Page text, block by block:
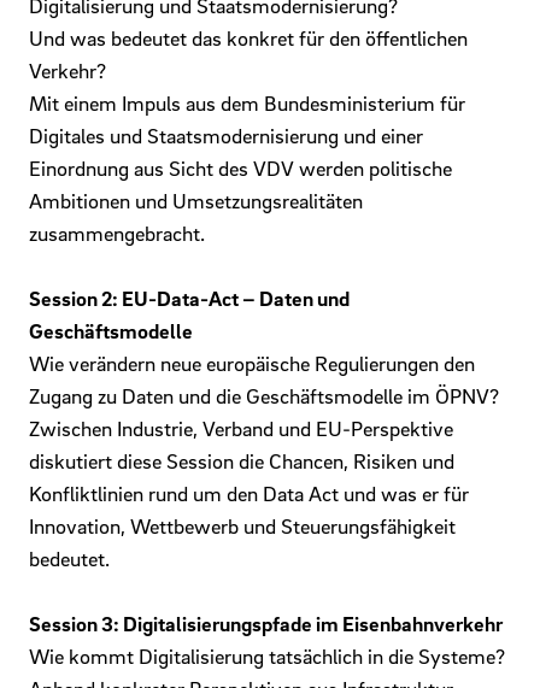
Digitalisierung und Staatsmodernisierung?
Und was bedeutet das konkret für den öffentlichen
Verkehr?
Mit einem Impuls aus dem Bundesministerium für
Digitales und Staatsmodernisierung und einer
Einordnung aus Sicht des VDV werden politische
Ambitionen und Umsetzungsrealitäten
zusammengebracht.
Session 2: EU-Data-Act – Daten und
Geschäftsmodelle
Wie verändern neue europäische Regulierungen den
Zugang zu Daten und die Geschäftsmodelle im ÖPNV?
Zwischen Industrie, Verband und EU-Perspektive
diskutiert diese Session die Chancen, Risiken und
Konfliktlinien rund um den Data Act und was er für
Innovation, Wettbewerb und Steuerungsfähigkeit
bedeutet.
Session 3: Digitalisierungspfade im Eisenbahnverkehr
Wie kommt Digitalisierung tatsächlich in die Systeme?